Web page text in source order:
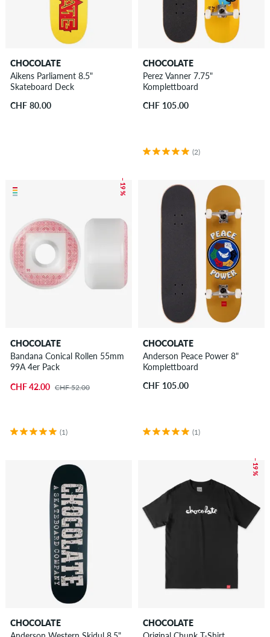
CHOCOLATE
Aikens Parliament 8.5"
Skateboard Deck
CHF 80.00
CHOCOLATE
Perez Vanner 7.75"
Komplettboard
CHF 105.00
(2)
– 19 %
CHOCOLATE
Bandana Conical Rollen 55mm
99A 4er Pack
CHF 42.00 CHF 52.00
(1)
CHOCOLATE
Anderson Peace Power 8"
Komplettboard
CHF 105.00
(1)
CHOCOLATE
– 19 %
CHOCOLATE